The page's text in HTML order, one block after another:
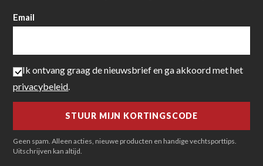
Email
Ik ontvang graag de nieuwsbrief en ga akkoord met het
privacybeleid
Geen spam. Alleen acties, nieuwe producten en handige vechtsporttips.
Uitschrijven kan altijd.